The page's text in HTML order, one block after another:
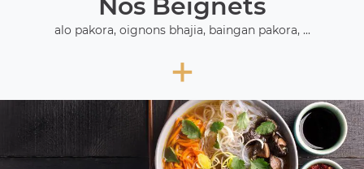
Nos Beignets
alo pakora, oignons bhajia, baingan pakora, ...
+